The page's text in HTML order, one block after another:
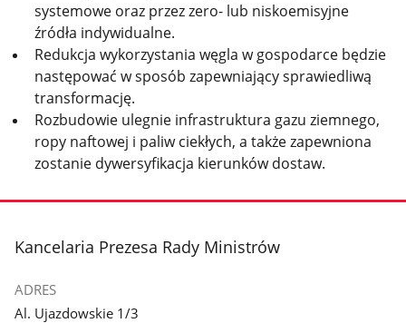
systemowe oraz przez zero- lub niskoemisyjne
źródła indywidualne.
Redukcja wykorzystania węgla w gospodarce będzie
następować w sposób zapewniający sprawiedliwą
transformację.
Rozbudowie ulegnie infrastruktura gazu ziemnego,
ropy naftowej i paliw ciekłych, a także zapewniona
zostanie dywersyfikacja kierunków dostaw.
stopka
Kancelaria Prezesa Rady Ministrów
ADRES
Al. Ujazdowskie 1/3